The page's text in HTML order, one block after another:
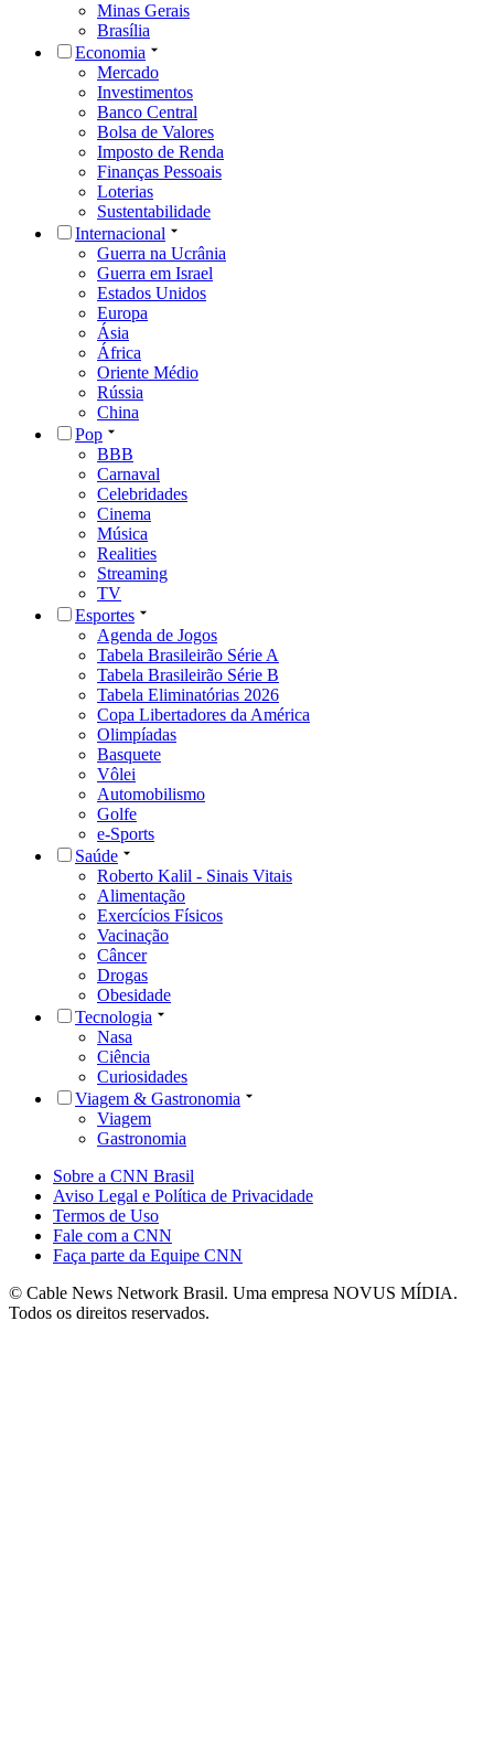
Minas Gerais
Brasília
Economia
Mercado
Investimentos
Banco Central
Bolsa de Valores
Imposto de Renda
Finanças Pessoais
Loterias
Sustentabilidade
Internacional
Guerra na Ucrânia
Guerra em Israel
Estados Unidos
Europa
Ásia
África
Oriente Médio
Rússia
China
Pop
BBB
Carnaval
Celebridades
Cinema
Música
Realities
Streaming
TV
Esportes
Agenda de Jogos
Tabela Brasileirão Série A
Tabela Brasileirão Série B
Tabela Eliminatórias 2026
Copa Libertadores da América
Olimpíadas
Basquete
Vôlei
Automobilismo
Golfe
e-Sports
Saúde
Roberto Kalil - Sinais Vitais
Alimentação
Exercícios Físicos
Vacinação
Câncer
Drogas
Obesidade
Tecnologia
Nasa
Ciência
Curiosidades
Viagem & Gastronomia
Viagem
Gastronomia
Sobre a CNN Brasil
Aviso Legal e Política de Privacidade
Termos de Uso
Fale com a CNN
Faça parte da Equipe CNN
© Cable News Network Brasil. Uma empresa NOVUS MÍDIA.
Todos os direitos reservados.